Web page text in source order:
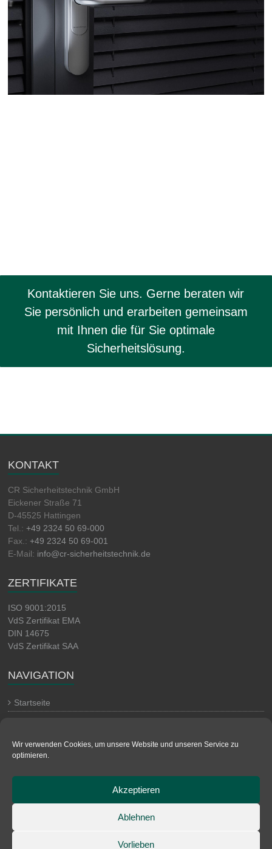
Wir verwenden Cookies, um unsere Website und unseren Service zu
optimieren.
Akzeptieren
Ablehnen
Vorlieben
Kontaktieren Sie uns. Gerne beraten wir
Sie persönlich und erarbeiten gemeinsam
mit Ihnen die für Sie optimale
Sicherheitslösung.
KONTAKT
CR Sicherheitstechnik GmbH
Eickener Straße 71
D-45525 Hattingen
Tel.:+49 2324 50 69-000
Fax.:+49 2324 50 69-001
E-Mail: info@cr-sicherheitstechnik.de
ZERTIFIKATE
ISO 9001:2015
VdS Zertifikat EMA
DIN 14675
VdS Zertifikat SAA
NAVIGATION
Startseite
Impressum
Cookie-Richtlinie (EU)
CR Sicherheitstechnik GmbH